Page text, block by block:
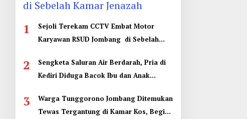
1
Sejoli Terekam CCTV Embat Motor
Karyawan RSUD Jombang di Sebelah
2
Sengketa Saluran Air Berdarah, Pria di
Kediri Diduga Bacok Ibu dan Anak
3
Warga Tunggorono Jombang Ditemukan
Tewas Tergantung di Kamar Kos, Begini